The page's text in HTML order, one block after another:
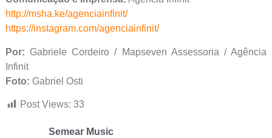
http://msha.ke/agenciainfinit/
https://instagram.com/agenciainfinit/
Por: Gabriele Cordeiro / Mapseven Assessoria / Agência
Infinit
Foto: Gabriel Osti
Post Views: 33
Semear Music